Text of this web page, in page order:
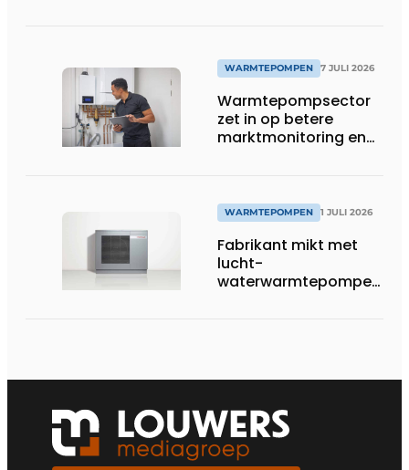
WARMTEPOMPEN 7 JULI 2026
Warmtepompsector
zet in op betere
marktmonitoring en
WARMTEPOMPEN 1 JULI 2026
Fabrikant mikt met
lucht-
waterwarmtepompen